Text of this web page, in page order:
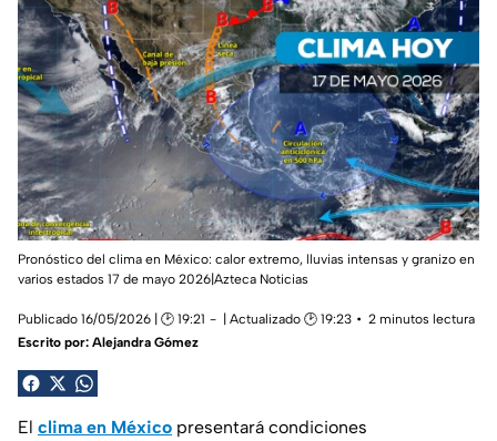
Pronóstico del clima en México: calor extremo, lluvias intensas y granizo en
varios estados 17 de mayo 2026|Azteca Noticias
Publicado 16/05/2026 | 🕑 19:21 | Actualizado 🕑 19:23
2 minutos lectura
Escrito por: Alejandra Gómez
El clima en México presentará condiciones